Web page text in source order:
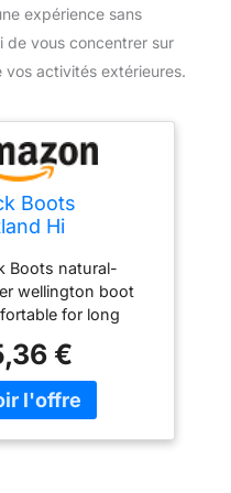
expérience sans
de vous concentrer sur
vos activités extérieures.
Boots
Hi
Bark
Boots natural-
wellington boot
for long
terrain Hard-
rubber outsole
wet grass, mud
€